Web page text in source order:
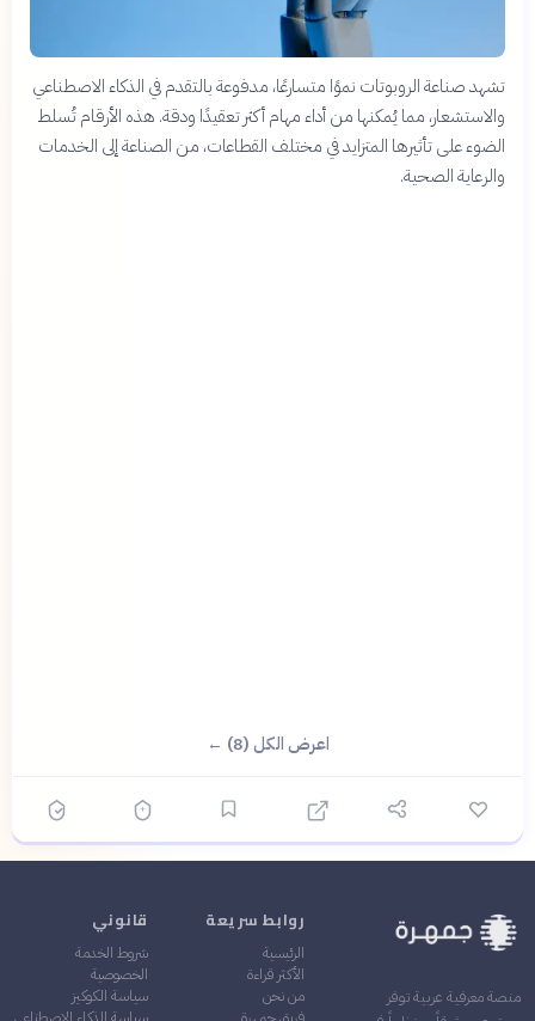
تشهد صناعة الروبوتات نموًا متسارعًا، مدفوعة بالتقدم في الذكاء الاصطناعي
والاستشعار، مما يُمكنها من أداء مهام أكثر تعقيدًا ودقة. هذه الأرقام تُسلط
الضوء على تأثيرها المتزايد في مختلف القطاعات، من الصناعة إلى الخدمات
والرعاية الصحية.
اعرض الكل (8) ←
منصة معرفية عربية توفر
روابط سريعة
الرئيسية
الأكثر قراءة
من نحن
قانوني
شروط الخدمة
الخصوصية
سياسة الكوكيز